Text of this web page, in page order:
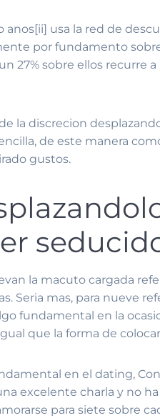
usa la red de
por fundamento
27% sobre ellos recurre
la discrecion
de este manera
gustos.
la macuto cargada
Seri­a mas, para nueve
fundamental en la
que la forma de
en el dating,
excelente charla y no
para siete sobre